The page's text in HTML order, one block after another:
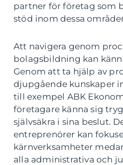
partner för företag som
stöd inom dessa
Att navigera genom
bolagsbildning kan
Genom att ta hjälp av
djupgående kunskaper
till exempel ABK
företagare känna sig
självsäkra i sina beslut.
entreprenörer kan
kärnverksamheter
alla administrativa och